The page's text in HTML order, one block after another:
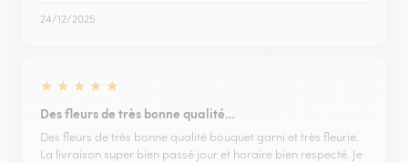
24/12/2025
★ ★ ★ ★ ★
Des fleurs de très bonne qualité…
Des fleurs de très bonne qualité bouquet garni et très fleurie.
La livraison super bien passé jour et horaire bien respecté. Je